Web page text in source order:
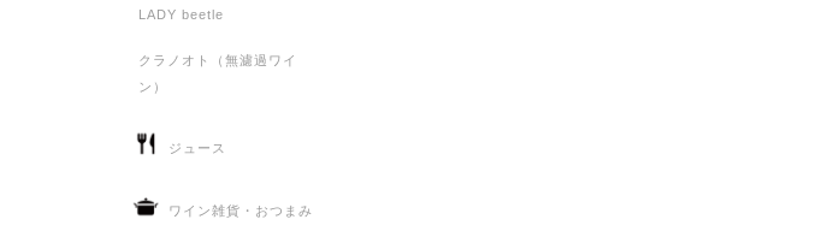
LADY beetle
クラノオト（無濾過ワイ
ン）
ジュース
ワイン雑貨・おつまみ